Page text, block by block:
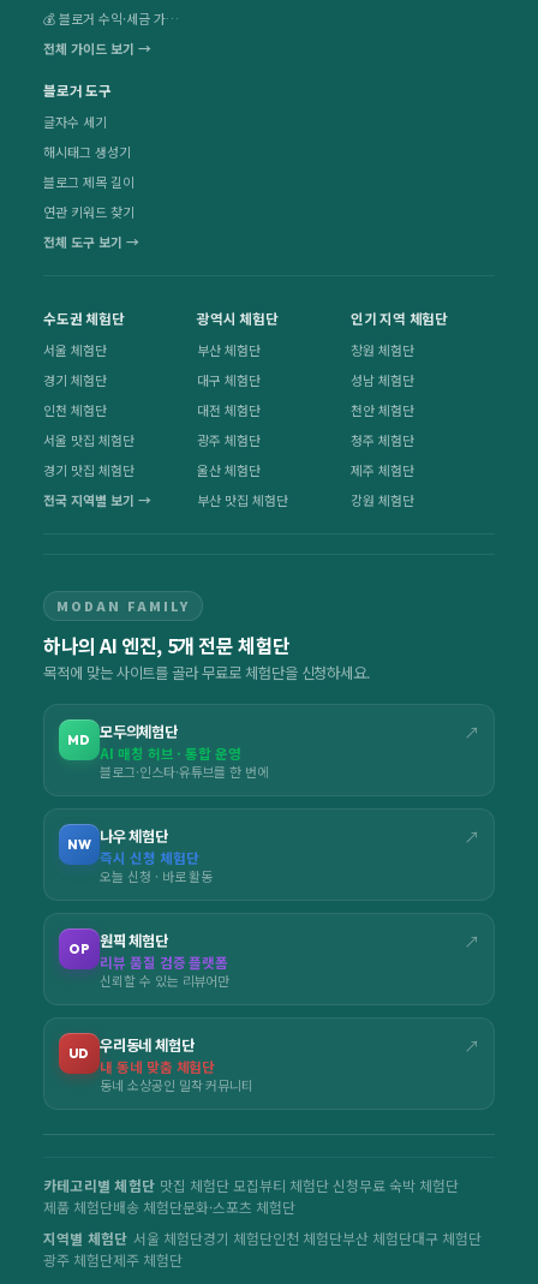
💰 블로거 수익·세금 가이드
전체 가이드 보기 →
블로거 도구
글자수 세기
해시태그 생성기
블로그 제목 길이
연관 키워드 찾기
전체 도구 보기 →
수도권 체험단
서울 체험단
경기 체험단
인천 체험단
서울 맛집 체험단
경기 맛집 체험단
전국 지역별 보기 →
광역시 체험단
부산 체험단
대구 체험단
대전 체험단
광주 체험단
울산 체험단
부산 맛집 체험단
인기 지역 체험단
창원 체험단
성남 체험단
천안 체험단
청주 체험단
제주 체험단
강원 체험단
MODAN FAMILY
하나의 AI 엔진, 5개 전문 체험단
목적에 맞는 사이트를 골라 무료로 체험단을 신청하세요.
MD 모두의체험단 ↗
AI 매칭 허브 · 통합 운영
블로그·인스타·유튜브를 한 번에
NW 나우 체험단 ↗
즉시 신청 체험단
오늘 신청 · 바로 활동
OP 원픽 체험단 ↗
리뷰 품질 검증 플랫폼
신뢰할 수 있는 리뷰어만
UD 우리동네 체험단 ↗
내 동네 맞춤 체험단
동네 소상공인 밀착 커뮤니티
카테고리별 체험단 맛집 체험단 모집뷰티 체험단 신청무료 숙박 체험단
제품 체험단배송 체험단문화·스포츠 체험단
지역별 체험단 서울 체험단경기 체험단인천 체험단부산 체험단대구 체험단
광주 체험단제주 체험단